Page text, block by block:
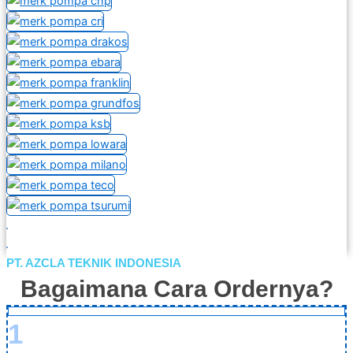
PT. AZCLA TEKNIK INDONESIA
Bagaimana Cara Ordernya?
1